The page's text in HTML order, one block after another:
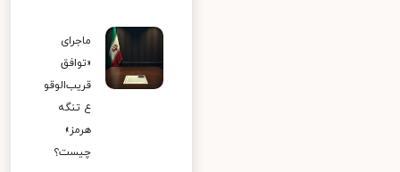
ماجرای
«توافق
قریب‌الوقو
ع تنگه
هرمز»
چیست؟